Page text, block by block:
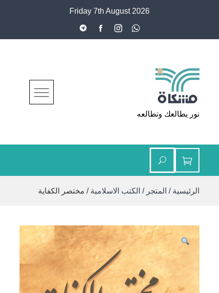
Friday 7th August 2026
مشكاة
نور يطالعك وتطالعه
الرئيسية / المتجر / الكتب الاسلامية / مختصر الكفاية